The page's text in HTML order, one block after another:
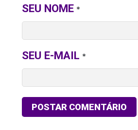
SEU NOME *
SEU E-MAIL *